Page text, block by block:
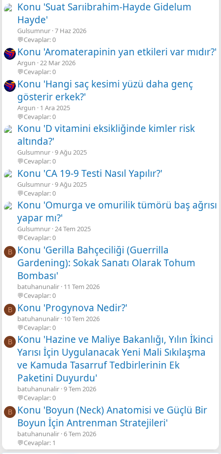
Konu 'Suat Sarıibrahim-Hayde Gidelum
Hayde'
Gulsumnur 7 Haz 2026
💬Cevaplar: 0
Konu 'Aromaterapinin yan etkileri var mıdır?'
Argun 22 Mar 2026
💬Cevaplar: 0
Konu 'Hangi saç kesimi yüzü daha genç
gösterir erkek?'
Argun
1 Ara 2025
💬Cevaplar: 0
Konu 'D vitamini eksikliğinde kimler risk
altında?'
Gulsumnur 9 Ağu 2025
💬Cevaplar: 0
Konu 'CA 19-9 Testi Nasıl Yapılır?'
Gulsumnur 9 Ağu 2025
💬Cevaplar: 0
Konu 'Omurga ve omurilik tümörü baş ağrısı
yapar mı?'
Gulsumnur 24 Tem 2025
💬Cevaplar: 0
B
Konu 'Gerilla Bahçeciliği (Guerrilla
Gardening): Sokak Sanatı Olarak Tohum
Bombası'
batuhanunalir 11 Tem 2026
💬Cevaplar: 0
B Konu 'Progynova Nedir?'
batuhanunalir 10 Tem 2026
💬Cevaplar: 0
B
Konu 'Hazine ve Maliye Bakanlığı, Yılın İkinci
Yarısı İçin Uygulanacak Yeni Mali Sıkılaşma
ve Kamuda Tasarruf Tedbirlerinin Ek
Paketini Duyurdu'
batuhanunalir 9 Tem 2026
💬Cevaplar: 0
B
Konu 'Boyun (Neck) Anatomisi ve Güçlü Bir
Boyun İçin Antrenman Stratejileri'
batuhanunalir 6 Tem 2026
💬Cevaplar: 1